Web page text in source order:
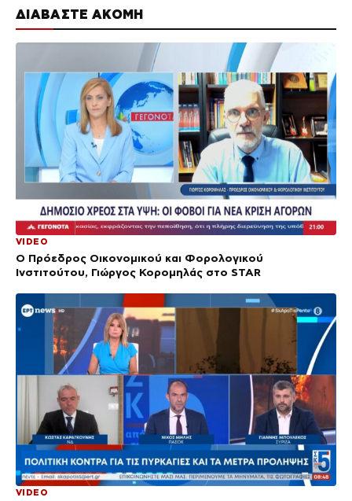
ΔΙΑΒΑΣΤΕ ΑΚΟΜΗ
VIDEO
Ο Πρόεδρος Οικονομικού και Φορολογικού
Ινστιτούτου, Γιώργος Κορομηλάς στο STAR
VIDEO